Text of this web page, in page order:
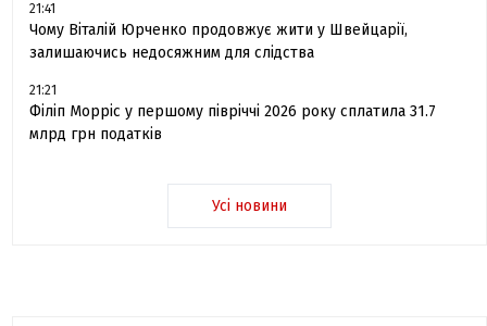
21:41
Чому Віталій Юрченко продовжує жити у Швейцарії,
залишаючись недосяжним для слідства
21:21
Філіп Морріс у першому півріччі 2026 року сплатила 31.7
млрд грн податків
Усі новини